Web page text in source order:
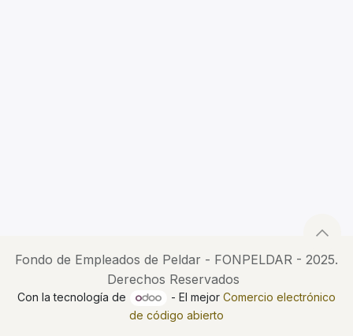
Fondo de Empleados de Peldar - FONPELDAR - 2025.
Derechos Reservados
Con la tecnología de - El mejor Comercio electrónico
de código abierto